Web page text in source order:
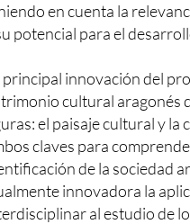
en cuenta la
potencial para el
principal innovación del
cultural aragonés
el paisaje cultural y
claves para
de la sociedad
innovadora la
al estudio de